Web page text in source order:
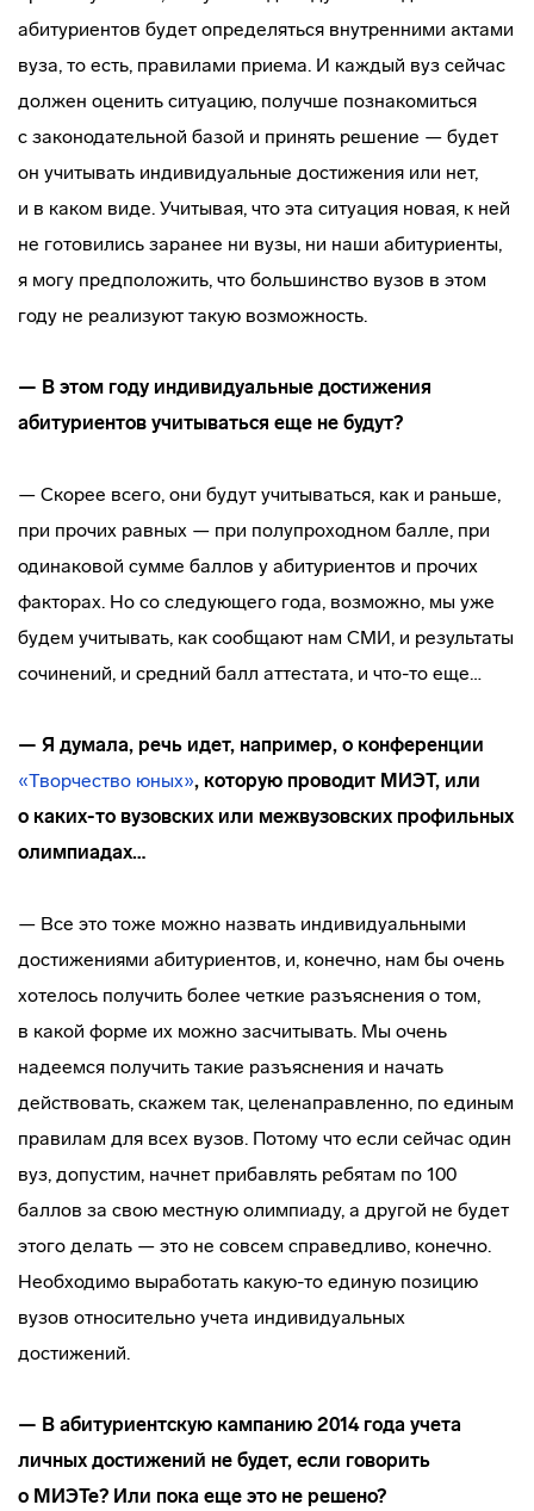
абитуриентов будет определяться внутренними актами
вуза, то есть, правилами приема. И каждый вуз сейчас
должен оценить ситуацию, получше познакомиться
с законодательной базой и принять решение — будет
он учитывать индивидуальные достижения или нет,
и в каком виде. Учитывая, что эта ситуация новая, к ней
не готовились заранее ни вузы, ни наши абитуриенты,
я могу предположить, что большинство вузов в этом
году не реализуют такую возможность.
— В этом году индивидуальные достижения
абитуриентов учитываться еще не будут?
— Скорее всего, они будут учитываться, как и раньше,
при прочих равных — при полупроходном балле, при
одинаковой сумме баллов у абитуриентов и прочих
факторах. Но со следующего года, возможно, мы уже
будем учитывать, как сообщают нам СМИ, и результаты
сочинений, и средний балл аттестата, и что-то еще…
— Я думала, речь идет, например, о конференции
«Творчество юных», которую проводит МИЭТ, или
о каких-то вузовских или межвузовских профильных
олимпиадах…
— Все это тоже можно назвать индивидуальными
достижениями абитуриентов, и, конечно, нам бы очень
хотелось получить более четкие разъяснения о том,
в какой форме их можно засчитывать. Мы очень
надеемся получить такие разъяснения и начать
действовать, скажем так, целенаправленно, по единым
правилам для всех вузов. Потому что если сейчас один
вуз, допустим, начнет прибавлять ребятам по 100
баллов за свою местную олимпиаду, а другой не будет
этого делать — это не совсем справедливо, конечно.
Необходимо выработать какую-то единую позицию
вузов относительно учета индивидуальных
достижений.
— В абитуриентскую кампанию 2014 года учета
личных достижений не будет, если говорить
о МИЭТе? Или пока еще это не решено?